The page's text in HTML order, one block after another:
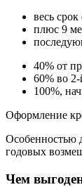
весь
плюс 9
40% от
60% во 2-
100%,
Оформление
Особенностью
годовых
Чем